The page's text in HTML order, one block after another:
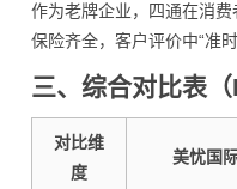
作为老牌企业，四通在消费
保险齐全，客户评价中“准时
三、综合对比表（
对比维
度
美忧国